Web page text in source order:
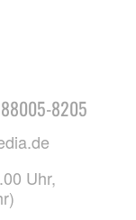
88005-8205
Uhr,